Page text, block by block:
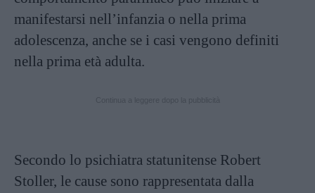
manifestarsi nell’infanzia o nella prima
adolescenza, anche se i casi vengono definiti
nella prima età adulta.
Secondo lo psichiatra statunitense Robert
Stoller, le cause sono rappresentata dalla